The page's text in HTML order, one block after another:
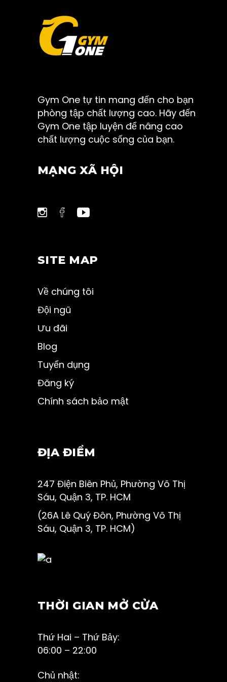
Gym One tự tin mang đến cho bạn
phòng tập chất lượng cao. Hãy đến
Gym One tập luyện để nâng cao
chất lượng cuộc sống của bạn.
MẠNG XÃ HỘI
SITE MAP
Về chúng tôi
Đội ngũ
Ưu đãi
Blog
Tuyển dụng
Đăng ký
Chính sách bảo mật
ĐỊA ĐIỂM
247 Điện Biên Phủ, Phường Võ Thị
Sáu, Quận 3, TP. HCM
(26A Lê Quý Đôn, Phường Võ Thị
Sáu, Quận 3, TP. HCM)
THỜI GIAN MỞ CỬA
Thứ Hai – Thứ Bảy:
06:00 – 22:00
Chủ nhật: